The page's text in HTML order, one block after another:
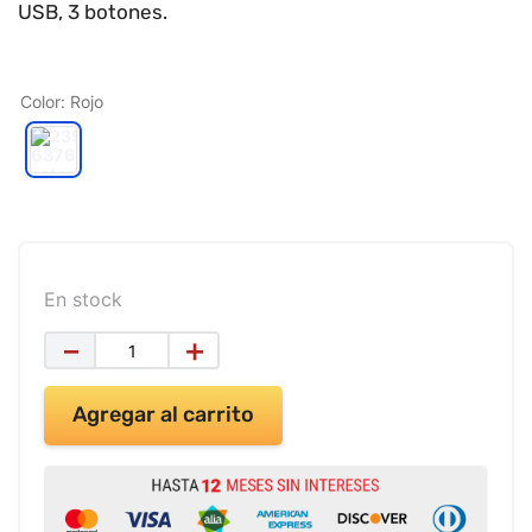
USB, 3 botones.
Color: Rojo
En stock
＋
－
Agregar al carrito
9.
impresora